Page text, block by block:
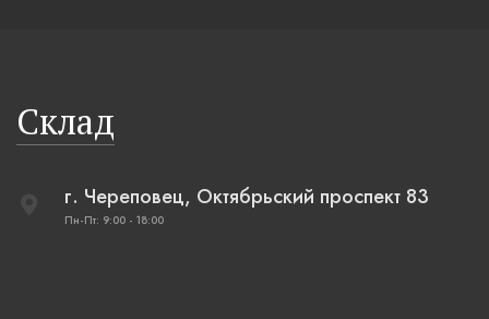
Склад
г. Череповец, Октябрьский проспект 83
Пн-Пт: 9:00 - 18:00